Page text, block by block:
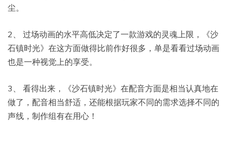
尘。
2、 过场动画的水平高低决定了一款游戏的灵魂上限，《沙
石镇时光》在这方面做得比前作好很多，单是看看过场动画
也是一种视觉上的享受。
3、 看得出来，《沙石镇时光》在配音方面是相当认真地在
做了，配音相当舒适，还能根据玩家不同的需求选择不同的
声线，制作组有在用心！